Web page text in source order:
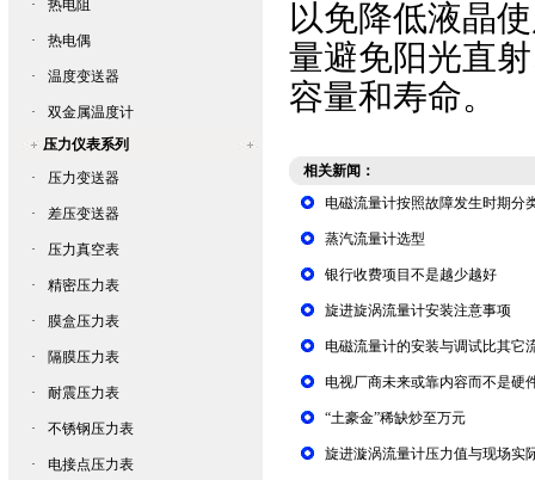
·
热电阻
· 热电偶
· 温度变送器
·
双金属温度计
压力仪表系列
·
压力变送器
· 差压变送器
· 压力真空表
· 精密压力表
· 膜盒压力表
· 隔膜压力表
· 耐震压力表
· 不锈钢压力表
·
电接点压力表
以免降低液晶
量避免阳光直
容量和寿命。
相关新闻：
电磁流量计按照故障发生时期分
蒸汽流量计选型
银行收费项目不是越少越好
旋进旋涡流量计安装注意事项
电磁流量计的安装与调试比其它
电视厂商未来或靠内容而不是硬
“土豪金”稀缺炒至万元
旋进漩涡流量计压力值与现场实